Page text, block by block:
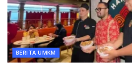
BERITA UMKM